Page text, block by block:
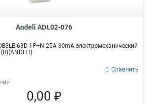
Andeli ADL02-076
63D 1P+N 25А 30mA электромеханический
Сравнить
0,00 ₽